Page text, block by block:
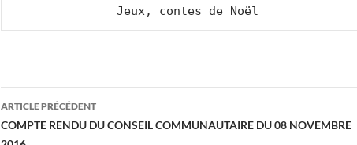
Jeux, contes de Noël
Navigation
des
ARTICLE PRÉCÉDENT
COMPTE RENDU DU CONSEIL COMMUNAUTAIRE DU 08 NOVEMBRE